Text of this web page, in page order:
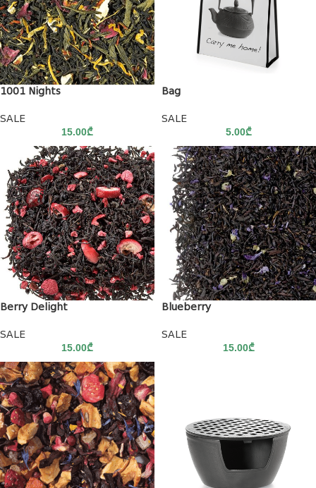
1001 Nights
SALE
15.00₾
Bag
SALE
5.00₾
Berry Delight
SALE
15.00₾
Blueberry
SALE
15.00₾